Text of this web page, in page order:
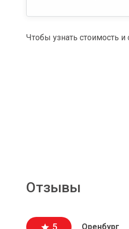
Чтобы узнать стоимость
Отзывы
5 Оренбург